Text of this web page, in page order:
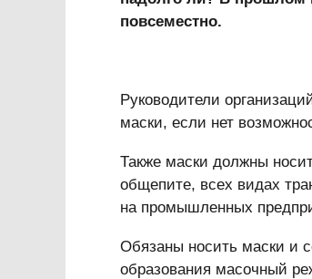
повсеместно.
Руководители
маски, если нет
Также маски должны
общепите, всех видах
на промышленных
Обязаны носить маски и
образования масочный